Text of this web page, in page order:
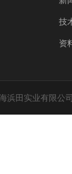
技
资
浜田实业有限公